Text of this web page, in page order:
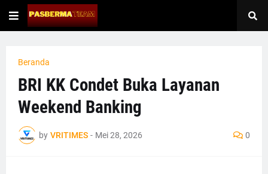
Beranda
BRI KK Condet Buka Layanan
Weekend Banking
by VRITIMES - Mei 28, 2026 0